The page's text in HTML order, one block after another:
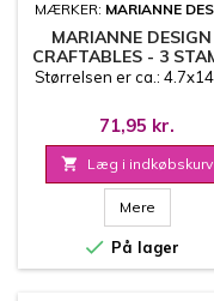
MÆRKER: MARIANNE
MARIANNE
CRAFTABLES - 3
- CR1724
Størrelsen er ca.:
71,95 kr.
 Læg i indkøbskurv
Mere
 På lager